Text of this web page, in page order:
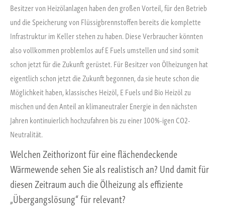
Besitzer von Heizölanlagen haben den großen Vorteil, für den Betrieb
und die Speicherung von Flüssigbrennstoffen bereits die komplette
Infrastruktur im Keller stehen zu haben. Diese Verbraucher könnten
also vollkommen problemlos auf E Fuels umstellen und sind somit
schon jetzt für die Zukunft gerüstet. Für Besitzer von Ölheizungen hat
eigentlich schon jetzt die Zukunft begonnen, da sie heute schon die
Möglichkeit haben, klassisches Heizöl, E Fuels und Bio Heizöl zu
mischen und den Anteil an klimaneutraler Energie in den nächsten
Jahren kontinuierlich hochzufahren bis zu einer 100%-igen CO2-
Neutralität.
Welchen Zeithorizont für eine flächendeckende
Wärmewende sehen Sie als realistisch an? Und damit für
diesen Zeitraum auch die Ölheizung als effiziente
„Übergangslösung“ für relevant?